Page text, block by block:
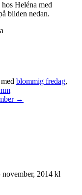
Heléna med
bilden nedan.
blommig fredag,
→
november, 2014 kl